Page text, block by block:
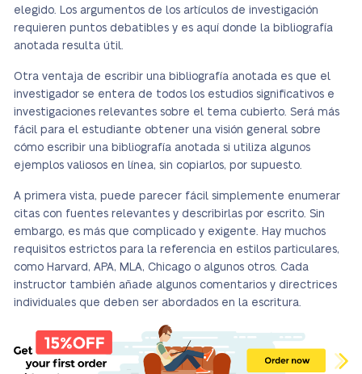
elegido. Los argumentos de los artículos de investigación
requieren puntos debatibles y es aquí donde la bibliografía
anotada resulta útil.
Otra ventaja de escribir una bibliografía anotada es que el
investigador se entera de todos los estudios significativos e
investigaciones relevantes sobre el tema cubierto. Será más
fácil para el estudiante obtener una visión general sobre
cómo escribir una bibliografía anotada si utiliza algunos
ejemplos valiosos en línea, sin copiarlos, por supuesto.
A primera vista, puede parecer fácil simplemente enumerar
citas con fuentes relevantes y describirlas por escrito. Sin
embargo, es más que complicado y exigente. Hay muchos
requisitos estrictos para la referencia en estilos particulares,
como Harvard, APA, MLA, Chicago o algunos otros. Cada
instructor también añade algunos comentarios y directrices
individuales que deben ser abordados en la escritura.